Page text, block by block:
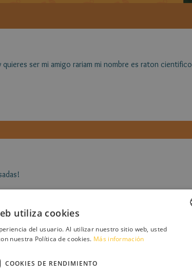
ser mi amigo rariam mi nombre es raton cientifico
utiliza cookies
del usuario. Al utilizar nuestro sitio web, usted
nuestra Política de cookies. Más información
COOKIES DE RENDIMIENTO